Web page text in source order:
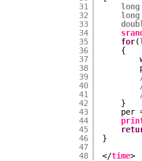
31
32
33
34
35
36
37
38
39
40
41
42
43
44
45
46
47
48
long
long
for(
{
}
per
}
</time>